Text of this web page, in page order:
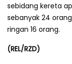
sebidang kereta
sebanyak 24
ringan 16 orang.
(REL/RZD)